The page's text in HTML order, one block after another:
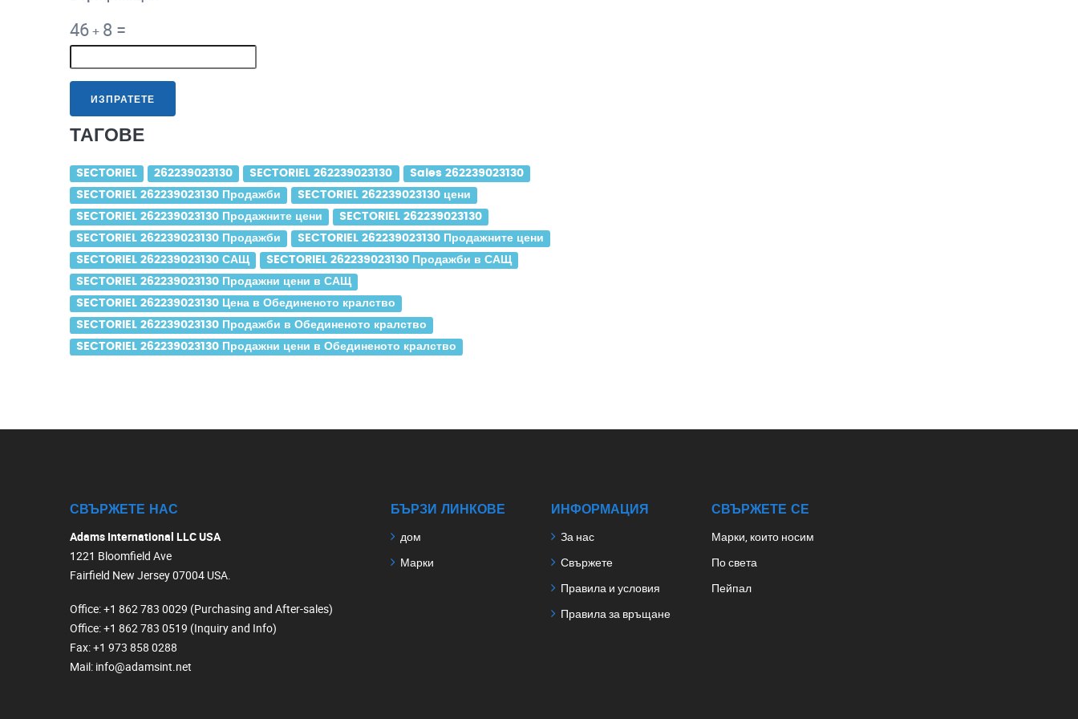
46+ 8 =
ИЗПРАТЕТЕ
ТАГОВЕ
SECTORIEL 262239023130 SECTORIEL 262239023130
Sales 262239023130
SECTORIEL 262239023130 Продажби
SECTORIEL 262239023130 цени
SECTORIEL 262239023130 Продажните цени
SECTORIEL 262239023130
SECTORIEL 262239023130 Продажби
SECTORIEL 262239023130 Продажните цени
SECTORIEL 262239023130 САЩ
SECTORIEL 262239023130 Продажби в САЩ
SECTORIEL 262239023130 Продажни цени в САЩ
SECTORIEL 262239023130 Цена в Обединеното кралство
SECTORIEL 262239023130 Продажби в Обединеното кралство
SECTORIEL 262239023130 Продажни цени в Обединеното кралство
СВЪРЖЕТЕ НАС
Adams International LLC USA
1221 Bloomfield Ave
Fairfield New Jersey 07004 USA.
Office: +1 862 783 0029 (Purchasing and After-sales)
Office: +1 862 783 0519 (Inquiry and Info)
Fax: +1 973 858 0288
Mail: info@adamsint.net
БЪРЗИ ЛИНКОВЕ
дом
Марки
ИНФОРМАЦИЯ
За нас
Свържете
Правила и условия
Правила за връщане
СВЪРЖЕТЕ СЕ
Марки, които носим
По света
Пейпал